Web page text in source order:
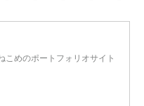
こめのポートフォリオサイト